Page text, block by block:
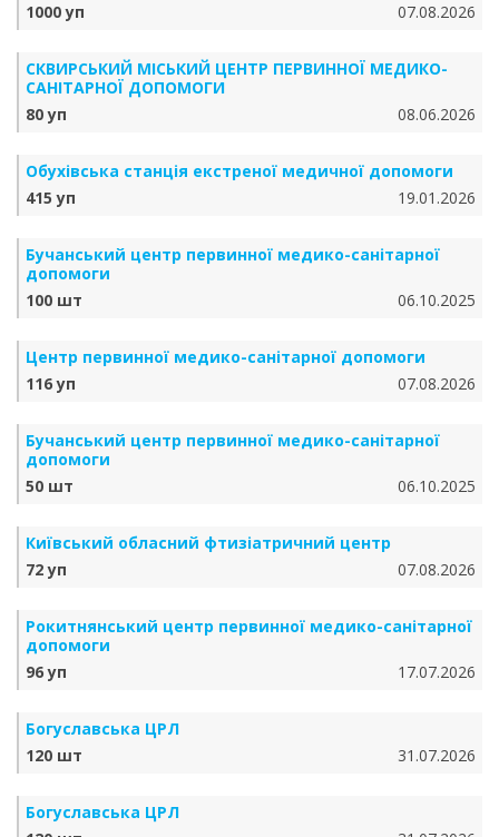
1000 уп
07.08.2026
СКВИРСЬКИЙ МІСЬКИЙ ЦЕНТР ПЕРВИННОЇ МЕДИКО-
САНІТАРНОЇ ДОПОМОГИ
80 уп
08.06.2026
Обухівська станція екстреної медичної допомоги
415 уп
19.01.2026
Бучанський центр первинної медико-санітарної
допомоги
100 шт
06.10.2025
Центр первинної медико-санітарної допомоги
116 уп
07.08.2026
Бучанський центр первинної медико-санітарної
допомоги
50 шт
06.10.2025
Київський обласний фтизіатричний центр
72 уп
07.08.2026
Рокитнянський центр первинної медико-санітарної
допомоги
96 уп
17.07.2026
Богуславська ЦРЛ
120 шт
31.07.2026
Богуславська ЦРЛ